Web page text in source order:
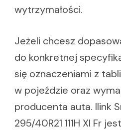
wytrzymałości.
Jeżeli chcesz
do konkretnej
się oznaczeniami z
w pojeździe oraz
producenta auta. Ilink
295/40R21 111H Xl Fr